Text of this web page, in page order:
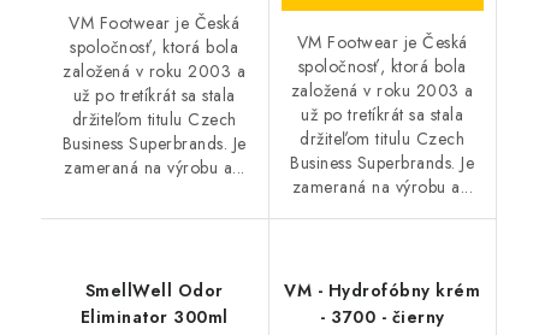
VM Footwear je Česká
spoločnosť, ktorá bola
založená v roku 2003 a
už po tretíkrát sa stala
držiteľom titulu Czech
Business Superbrands. Je
zameraná na výrobu a...
VM Footwear je Česká
spoločnosť, ktorá bola
založená v roku 2003 a
už po tretíkrát sa stala
držiteľom titulu Czech
Business Superbrands. Je
zameraná na výrobu a...
SmellWell Odor
Eliminator 300ml
VM - Hydrofóbny krém
- 3700 - čierny